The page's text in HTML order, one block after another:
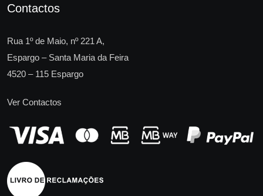
Contactos
Rua 1º de Maio, nº 221 A,
Espargo – Santa Maria da Feira
4520 – 115 Espargo
Ver Contactos